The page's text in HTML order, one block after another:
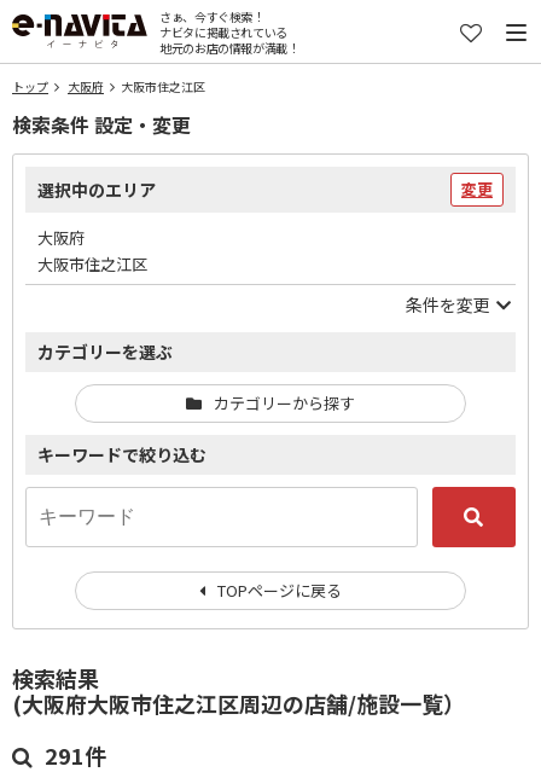
さぁ、今すぐ検索！
ナビタに掲載されている
地元のお店の情報が満載！
トップ 大阪府 大阪市住之江区
検索結果
(大阪府大阪市住之江区周辺の店舗/施設一覧）
291件
検索条件 設定・変更
選択中のエリア 変更
大阪府
大阪市住之江区
条件を変更
カテゴリーを選ぶ
カテゴリーから探す
キーワードで絞り込む
TOPページに戻る